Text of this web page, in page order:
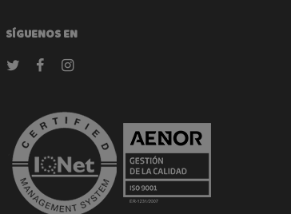
SÍGUENOS EN